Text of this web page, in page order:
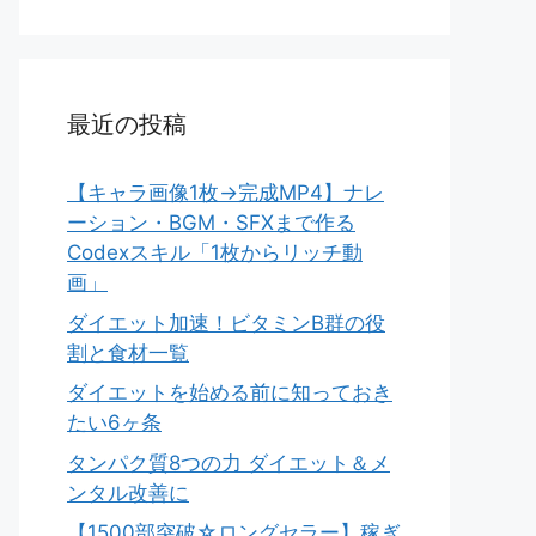
最近の投稿
【キャラ画像1枚→完成MP4】ナレ
ーション・BGM・SFXまで作る
Codexスキル「1枚からリッチ動
画」
ダイエット加速！ビタミンB群の役
割と食材一覧
ダイエットを始める前に知っておき
たい6ヶ条
タンパク質8つの力 ダイエット＆メ
ンタル改善に